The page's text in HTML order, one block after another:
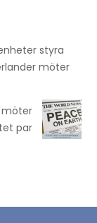
styra
möter
möter
par